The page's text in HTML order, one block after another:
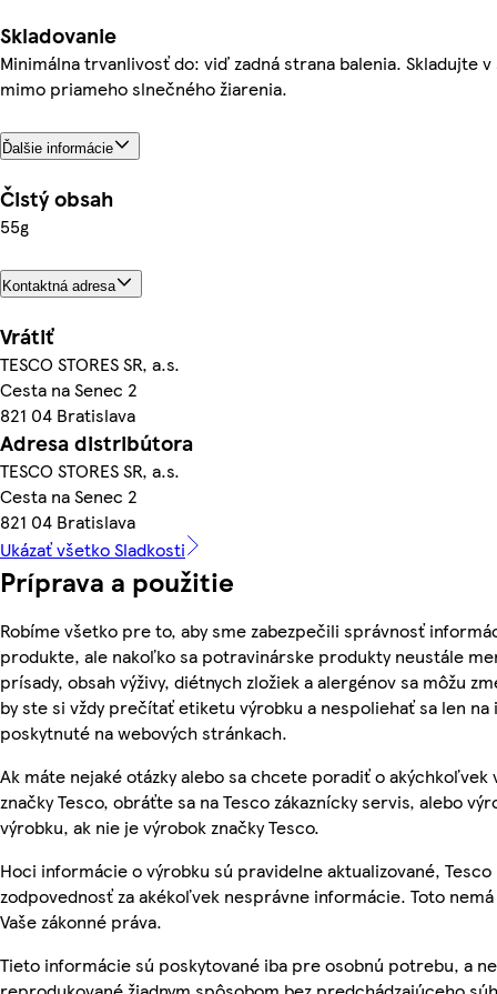
Skladovanie
Minimálna trvanlivosť do: viď zadná strana balenia. Skladujte
mimo priameho slnečného žiarenia.
Ďalšie informácie
Čistý obsah
55g
Kontaktná adresa
Vrátiť
TESCO STORES SR, a.s.
Cesta na Senec 2
821 04 Bratislava
Adresa distribútora
TESCO STORES SR, a.s.
Cesta na Senec 2
821 04 Bratislava
Ukázať všetko Sladkosti
Príprava a použitie
Robíme všetko pre to, aby sme zabezpečili správnosť
produkte, ale nakoľko sa potravinárske produkty neustále
prísady, obsah výživy, diétnych zložiek a alergénov sa môžu
by ste si vždy prečítať etiketu výrobku a nespoliehať sa len
poskytnuté na webových stránkach.
Ak máte nejaké otázky alebo sa chcete poradiť o akýchkoľvek
značky Tesco, obráťte sa na Tesco zákaznícky servis, alebo
výrobku, ak nie je výrobok značky Tesco.
Hoci informácie o výrobku sú pravidelne aktualizované, Tesco
zodpovednosť za akékoľvek nesprávne informácie. Toto
Vaše zákonné práva.
Tieto informácie sú poskytované iba pre osobnú potrebu, a